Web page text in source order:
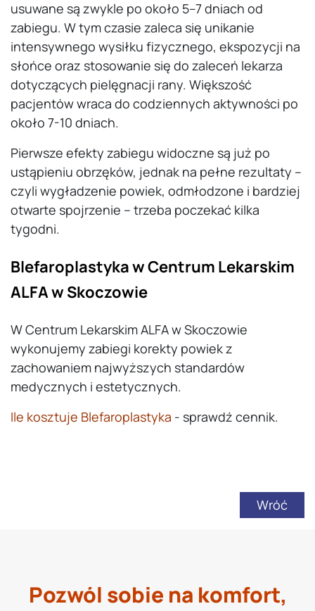
usuwane są zwykle po około 5–7 dniach od
zabiegu. W tym czasie zaleca się unikanie
intensywnego wysiłku fizycznego, ekspozycji na
słońce oraz stosowanie się do zaleceń lekarza
dotyczących pielęgnacji rany. Większość
pacjentów wraca do codziennych aktywności po
około 7-10 dniach.
Pierwsze efekty zabiegu widoczne są już po
ustąpieniu obrzęków, jednak na pełne rezultaty –
czyli wygładzenie powiek, odmłodzone i bardziej
otwarte spojrzenie – trzeba poczekać kilka
tygodni.
Blefaroplastyka w Centrum Lekarskim
ALFA w Skoczowie
W Centrum Lekarskim ALFA w Skoczowie
wykonujemy zabiegi korekty powiek z
zachowaniem najwyższych standardów
medycznych i estetycznych.
Ile kosztuje Blefaroplastyka - sprawdź cennik.
Wróć
Pozwól sobie na komfort,